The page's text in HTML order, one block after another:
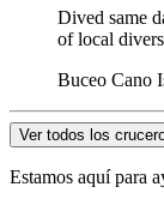
Dived same
of local
Buceo Cano
Ver todos los
Estamos aquí para